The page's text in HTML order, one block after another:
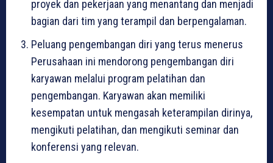
proyek dan pekerjaan yang menantang dan menjadi
bagian dari tim yang terampil dan berpengalaman.
Peluang pengembangan diri yang terus menerus
Perusahaan ini mendorong pengembangan diri
karyawan melalui program pelatihan dan
pengembangan. Karyawan akan memiliki
kesempatan untuk mengasah keterampilan dirinya,
mengikuti pelatihan, dan mengikuti seminar dan
konferensi yang relevan.